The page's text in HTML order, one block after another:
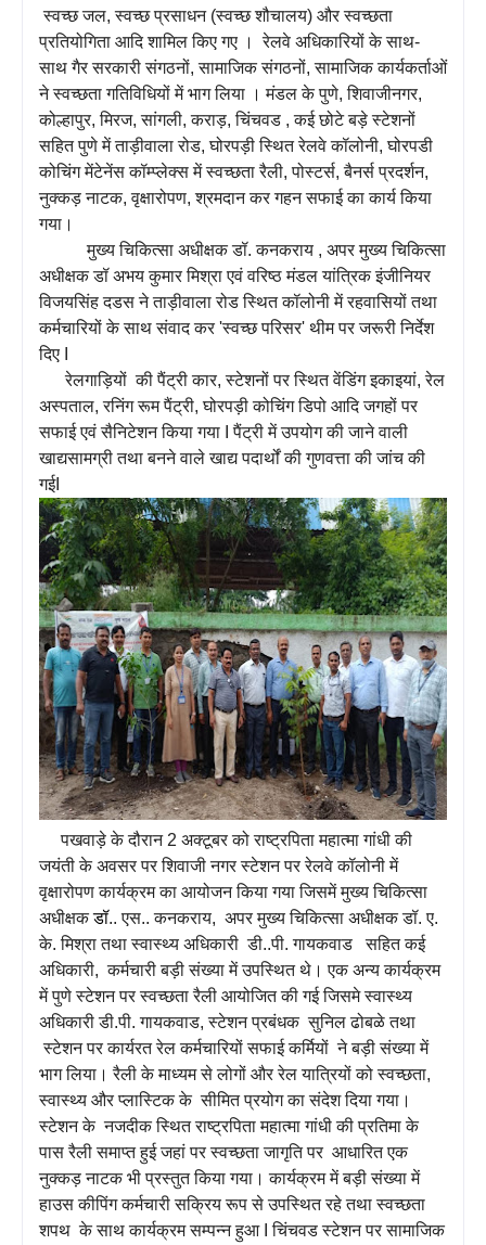
स्वच्छ जल, स्वच्छ प्रसाधन (स्वच्छ शौचालय) और स्वच्छता
प्रतियोगिता आदि शामिल किए गए । रेलवे अधिकारियों के साथ-
साथ गैर सरकारी संगठनों, सामाजिक संगठनों, सामाजिक कार्यकर्ताओं
ने स्वच्छता गतिविधियों में भाग लिया । मंडल के पुणे, शिवाजीनगर,
कोल्हापुर, मिरज, सांगली, कराड़, चिंचवड , कई छोटे बड़े स्टेशनों
सहित पुणे में ताड़ीवाला रोड, घोरपड़ी स्थित रेलवे कॉलोनी, घोरपडी
कोचिंग मेंटेनेंस कॉम्प्लेक्स में स्वच्छता रैली, पोस्टर्स, बैनर्स प्रदर्शन,
नुक्कड़ नाटक, वृक्षारोपण, श्रमदान कर गहन सफाई का कार्य किया
गया।
मुख्य चिकित्सा अधीक्षक डॉ. कनकराय , अपर मुख्य चिकित्सा
अधीक्षक डॉ अभय कुमार मिश्रा एवं वरिष्ठ मंडल यांत्रिक इंजीनियर
विजयसिंह दडस ने ताड़ीवाला रोड स्थित कॉलोनी में रहवासियों तथा
कर्मचारियों के साथ संवाद कर 'स्वच्छ परिसर' थीम पर जरूरी निर्देश
दिए I
रेलगाड़ियों की पैंट्री कार, स्टेशनों पर स्थित वेंडिंग इकाइयां, रेल
अस्पताल, रनिंग रूम पैंट्री, घोरपड़ी कोचिंग डिपो आदि जगहों पर
सफाई एवं सैनिटेशन किया गया I पैंट्री में उपयोग की जाने वाली
खाद्यसामग्री तथा बनने वाले खाद्य पदार्थों की गुणवत्ता की जांच की
गईI
पखवाड़े के दौरान 2 अक्टूबर को राष्ट्रपिता महात्मा गांधी की
जयंती के अवसर पर शिवाजी नगर स्टेशन पर रेलवे कॉलोनी में
वृक्षारोपण कार्यक्रम का आयोजन किया गया जिसमें मुख्य चिकित्सा
अधीक्षक डॉ.. एस.. कनकराय, अपर मुख्य चिकित्सा अधीक्षक डॉ. ए.
के. मिश्रा तथा स्वास्थ्य अधिकारी डी..पी. गायकवाड सहित कई
अधिकारी, कर्मचारी बड़ी संख्या में उपस्थित थे। एक अन्य कार्यक्रम
में पुणे स्टेशन पर स्वच्छता रैली आयोजित की गई जिसमे स्वास्थ्य
अधिकारी डी.पी. गायकवाड, स्टेशन प्रबंधक सुनिल ढोबळे तथा
स्टेशन पर कार्यरत रेल कर्मचारियों सफाई कर्मियों ने बड़ी संख्या में
भाग लिया। रैली के माध्यम से लोगों और रेल यात्रियों को स्वच्छता,
स्वास्थ्य और प्लास्टिक के सीमित प्रयोग का संदेश दिया गया।
स्टेशन के नजदीक स्थित राष्ट्रपिता महात्मा गांधी की प्रतिमा के
पास रैली समाप्त हुई जहां पर स्वच्छता जागृति पर आधारित एक
नुक्कड़ नाटक भी प्रस्तुत किया गया। कार्यक्रम में‌ बड़ी संख्या में
हाउस कीपिंग कर्मचारी सक्रिय रूप से उपस्थित रहे तथा स्वच्छता
शपथ के साथ कार्यक्रम सम्पन्न हुआ I चिंचवड स्टेशन पर सामाजिक